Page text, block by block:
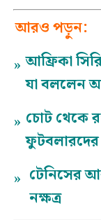
আরও পড়ুন:
» আফ্রিকা
যা বললেন
» চোট থেকে
ফুটবলারদের
» টেনিসের
নক্ষত্র